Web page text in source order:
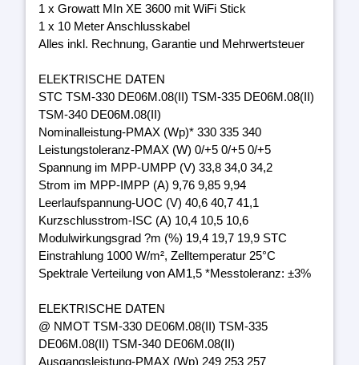
1 x Growatt MIn XE 3600 mit WiFi Stick
1 x 10 Meter Anschlusskabel
Alles inkl. Rechnung, Garantie und Mehrwertsteuer
ELEKTRISCHE DATEN
STC TSM-330 DE06M.08(II) TSM-335 DE06M.08(II)
TSM-340 DE06M.08(II)
Nominalleistung-PMAX (Wp)* 330 335 340
Leistungstoleranz-PMAX (W) 0/+5 0/+5 0/+5
Spannung im MPP-UMPP (V) 33,8 34,0 34,2
Strom im MPP-IMPP (A) 9,76 9,85 9,94
Leerlaufspannung-UOC (V) 40,6 40,7 41,1
Kurzschlusstrom-ISC (A) 10,4 10,5 10,6
Modulwirkungsgrad ?m (%) 19,4 19,7 19,9 STC
Einstrahlung 1000 W/m², Zelltemperatur 25°C
Spektrale Verteilung von AM1,5 *Messtoleranz: ±3%
ELEKTRISCHE DATEN
@ NMOT TSM-330 DE06M.08(II) TSM-335
DE06M.08(II) TSM-340 DE06M.08(II)
Ausgangsleistung-PMAX (Wp) 249 253 257